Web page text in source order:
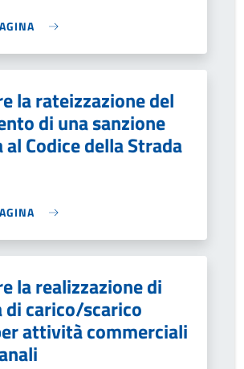
la rateizzazione del
di una sanzione
Codice della Strada
la realizzazione di
di carico/scarico
attività commerciali